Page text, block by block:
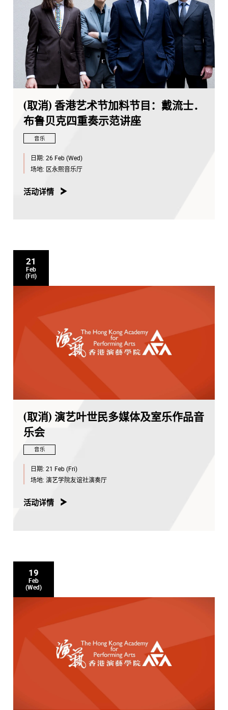
(取消) 香港艺术节加料节目：戴流士．
布鲁贝克四重奏示范讲座
音乐
日期: 26 Feb (Wed)
场地: 区永熙音乐厅
活动详情
21
Feb
(Fri)
(取消) 演艺叶世民多媒体及室乐作品音
乐会
音乐
日期: 21 Feb (Fri)
场地: 演艺学院友谊社演奏厅
活动详情
19
Feb
(Wed)